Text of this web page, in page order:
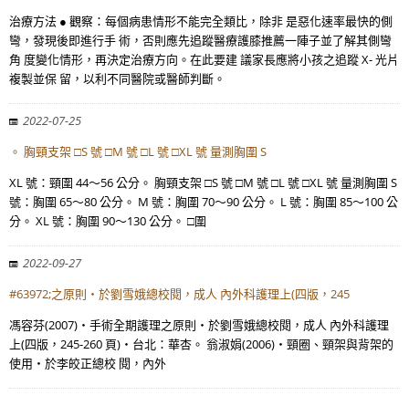
治療方法 ● 觀察：每個病患情形不能完全類比，除非 是惡化速率最快的側
彎，發現後即進行手 術，否則應先追蹤醫療護膝推薦一陣子並了解其側彎
角 度變化情形，再決定治療方向。在此要建 議家長應將小孩之追蹤 X- 光片
複製並保 留，以利不同醫院或醫師判斷。
2022-07-25
。 胸頸支架 □S 號 □M 號 □L 號 □XL 號 量測胸圍 S
XL 號：頸圍 44～56 公分。 胸頸支架 □S 號 □M 號 □L 號 □XL 號 量測胸圍 S
號：胸圍 65～80 公分。 M 號：胸圍 70～90 公分。 L 號：胸圍 85～100 公
分。 XL 號：胸圍 90～130 公分。 □圍
2022-09-27
#63972;之原則‧於劉雪娥總校閱，成人 內外科護理上(四版，245
馮容芬(2007)‧手術全期護理之原則‧於劉雪娥總校閱，成人 內外科護理
上(四版，245-260 頁)‧台北：華杏。 翁淑娟(2006)‧頸圈、頸架與背架的
使用‧於李皎正總校 閱，內外